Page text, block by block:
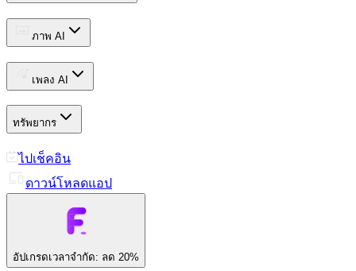
ภาพ AI
เพลง AI
ทรัพยากร
ไปเช็คอิน
ดาวน์โหลดแอป
อัปเกรดเวลาจำกัด: ลด 20%